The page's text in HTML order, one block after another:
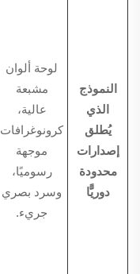
النموذج
الذي
يُطلق
إصدارات
محدودة
دوريًّا
لوحة ألوان
مشبعة
عالية،
كرونوغرافات
موجهة
رسوميًا،
وسرد بصري
جريء.